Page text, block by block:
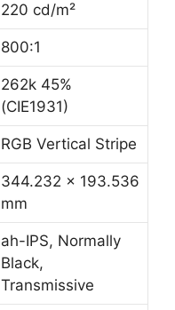
220 cd/m²
800:1
262k 45%
(CIE1931)
RGB Vertical Stripe
344.232 x 193.536
mm
ah-IPS, Normally
Black,
Transmissive